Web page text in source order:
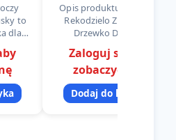
to
dla
w
bieli,
Opis produktu:Naturalne
Rekodzielo Z Ametystu
Drzewko Driady to
kategorii kategorii
importowej, ktory dobrze
sprawdza sie w codziennej…
Zaloguj się, aby
zobaczyć cenę
Dodaj do koszyka